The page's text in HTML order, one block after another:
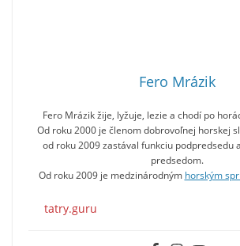
Fero Mrázik
Fero Mrázik žije, lyžuje, lezie a chodí po
Od roku 2000 je členom dobrovoľnej horskej
od roku 2009 zastával funkciu podpredsedu
predsedom.
Od roku 2009 je medzinárodným horským
tatry.guru